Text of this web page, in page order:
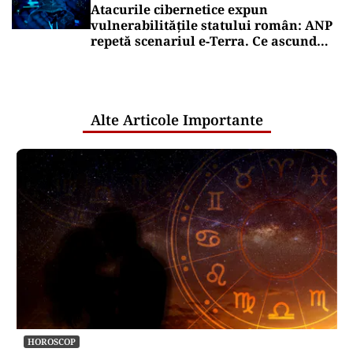
Atacurile cibernetice expun
vulnerabilitățile statului român: ANP
repetă scenariul e‑Terra. Ce ascund
Alte Articole Importante
HOROSCOP